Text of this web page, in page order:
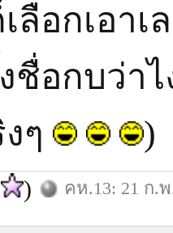
อกเอาเ
ชื่อกบว่าไ
ๆ
)
) คห.13: 21 ก.